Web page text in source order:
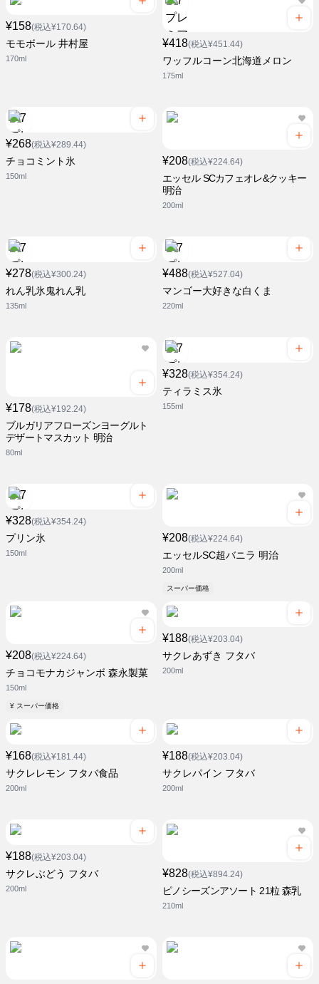
¥158(税込¥170.64)
モモボール 井村屋
170ml
¥418(税込¥451.44)
ワッフルコーン北海道メロン
175ml
¥268(税込¥289.44)
チョコミント氷
150ml
¥208(税込¥224.64)
エッセル SCカフェオレ&クッキー
明治
200ml
¥278(税込¥300.24)
れん乳氷鬼れん乳
135ml
¥488(税込¥527.04)
マンゴー大好きな白くま
220ml
¥178(税込¥192.24)
ブルガリアフローズンヨーグルト
デザートマスカット 明治
80ml
¥328(税込¥354.24)
ティラミス氷
155ml
¥328(税込¥354.24)
プリン氷
150ml
¥208(税込¥224.64)
エッセルSC超バニラ 明治
200ml
スーパー価格
¥208(税込¥224.64)
チョコモナカジャンボ 森永製菓
150ml
¥ スーパー価格
¥188(税込¥203.04)
サクレあずき フタバ
200ml
¥168(税込¥181.44)
サクレレモン フタバ食品
200ml
¥188(税込¥203.04)
サクレパイン フタバ
200ml
¥188(税込¥203.04)
サクレぶどう フタバ
200ml
¥828(税込¥894.24)
ピノシーズンアソート 21粒 森乳
210ml